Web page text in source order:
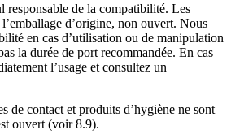
responsable de la compatibilité. Les
d’origine, non ouvert. Nous
en cas d’utilisation ou de manipulation
la durée de port recommandée. En cas
l’usage et consultez un
de contact et produits d’hygiène ne sont
ouvert (voir 8.9).